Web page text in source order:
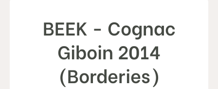
BEEK - Cognac
Giboin 2014
(Borderies)